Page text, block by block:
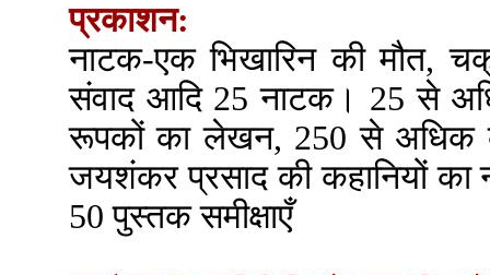
प्रकाशन:
नाटक-एक भिखारिन की मौत,
संवाद आदि 25 नाटक। 25 से
रूपकों का लेखन, 250 से अधिक
जयशंकर प्रसाद की कहानियों का
50 पुस्तक समीक्षाएँ